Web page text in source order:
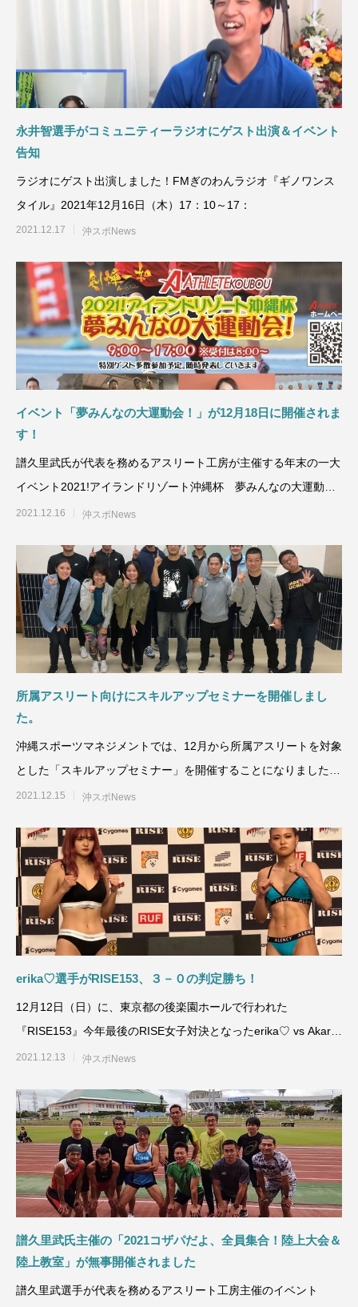
永井智選手がコミュニティーラジオにゲスト出演＆イベント
告知
ラジオにゲスト出演しました！FMぎのわんラジオ『ギノワンス
タイル』2021年12月16日（木）17：10～17：
2021.12.17 沖スポNews
イベント「夢みんなの大運動会！」が12月18日に開催されま
す！
譜久里武氏が代表を務めるアスリート工房が主催する年末の一大
イベント2021!アイランドリゾート沖縄杯 夢みんなの大運動
会！が12月1
2021.12.16 沖スポNews
所属アスリート向けにスキルアップセミナーを開催しまし
た。
沖縄スポーツマネジメントでは、12月から所属アスリートを対象
とした「スキルアップセミナー」を開催することになりました！
第1回目の
2021.12.15 沖スポNews
erika♡選手がRISE153、３－０の判定勝ち！
12月12日（日）に、東京都の後楽園ホールで行われた
『RISE153』今年最後のRISE女子対決となったerika♡ vs Akari
の
2021.12.13 沖スポNews
譜久里武氏主催の「2021コザパだよ、全員集合！陸上大会＆
陸上教室」が無事開催されました
譜久里武選手が代表を務めるアスリート工房主催のイベント